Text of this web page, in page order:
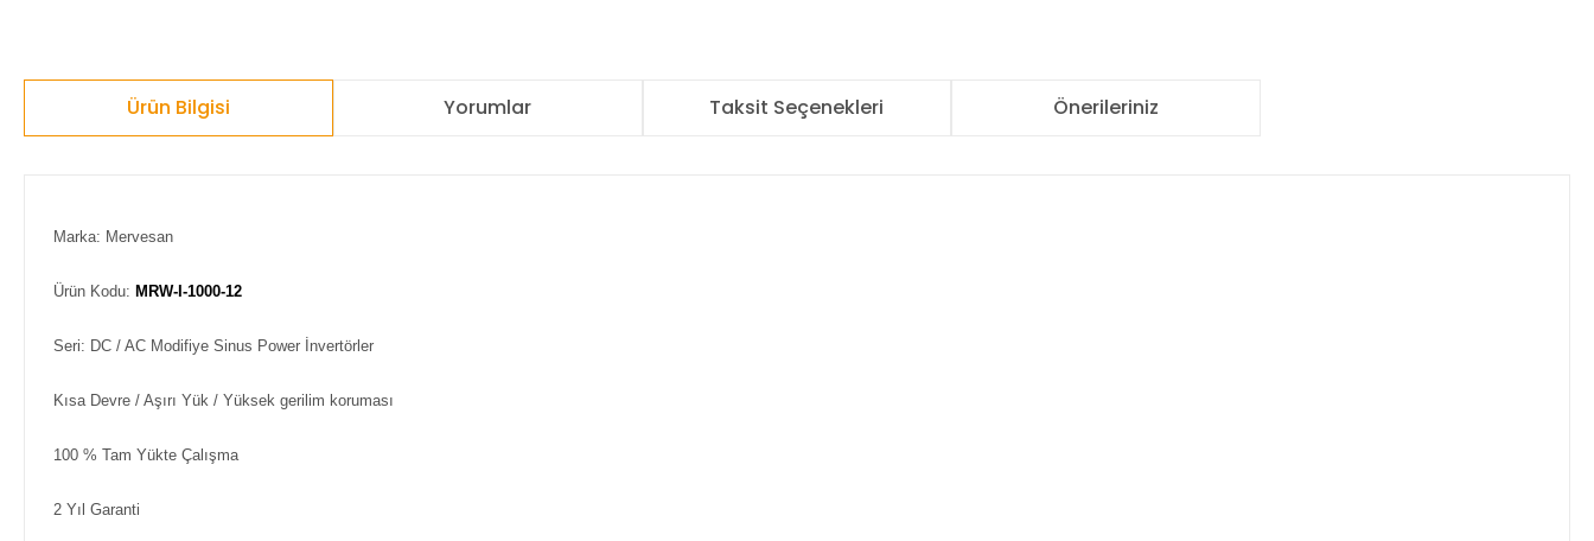
Ürün Bilgisi Yorumlar Taksit Seçenekleri Önerileriniz
Marka: Mervesan
Ürün Kodu: MRW-I-1000-12
Seri: DC / AC Modifiye Sinus Power İnvertörler
Kısa Devre / Aşırı Yük / Yüksek gerilim koruması
100 % Tam Yükte Çalışma
2 Yıl Garanti